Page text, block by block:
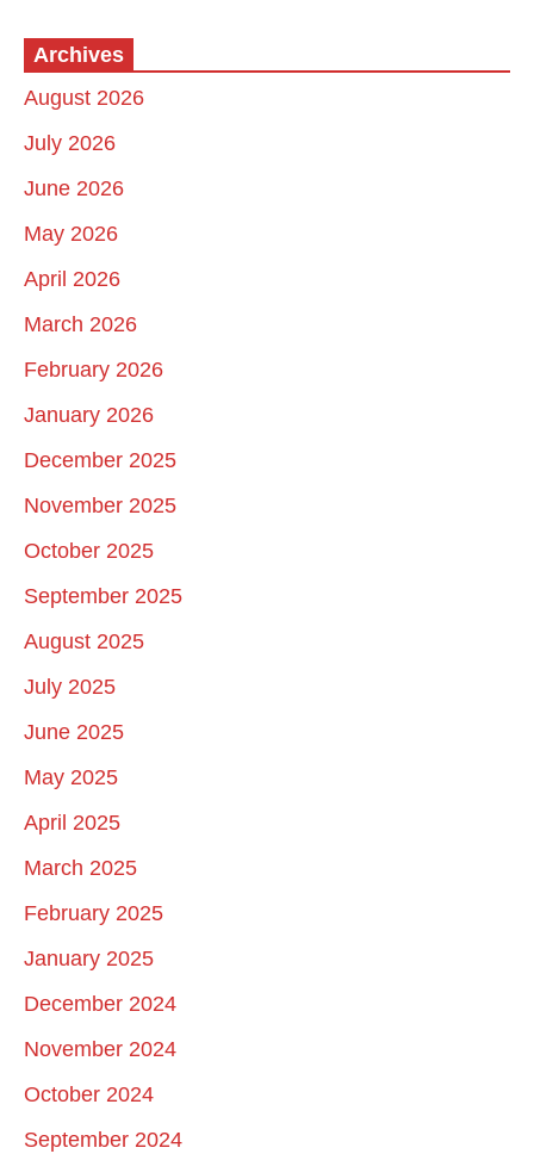
Archives
August 2026
July 2026
June 2026
May 2026
April 2026
March 2026
February 2026
January 2026
December 2025
November 2025
October 2025
September 2025
August 2025
July 2025
June 2025
May 2025
April 2025
March 2025
February 2025
January 2025
December 2024
November 2024
October 2024
September 2024